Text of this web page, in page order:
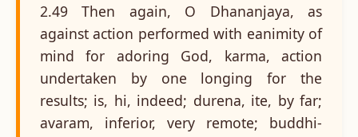
2.49 Then again, O Dhananjaya, as
against action performed with eanimity of
mind for adoring God, karma, action
undertaken by one longing for the
results; is, hi, indeed; durena, ite, by far;
avaram, inferior, very remote; buddhi-